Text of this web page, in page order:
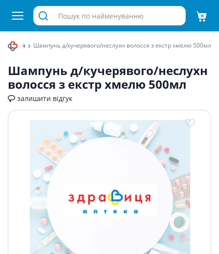
волосся Шампунь д/кучерявого/неслухн волосся з екстр хмелю 500мл
Шампунь д/кучерявого/неслухн
волосся з екстр хмелю 500мл
залишити відгук